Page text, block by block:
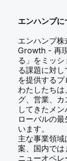
エンハンプに
エンハンプ
Growth - 再
る」をミッ
る課題に対
を提供するプ
わたしたち
グ、営業、
してきたメ
ローバルの
います。
主な事業領
案、国内で
ニューオペ